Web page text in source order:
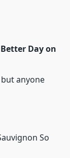
Day on
anyone